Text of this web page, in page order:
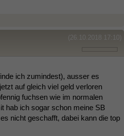
(26.10.2018 17:10)
ich zumindest), ausser es
auf gleich viel geld verloren
fuchsen wie im normalen
hab ich sogar schon meine SB
nicht geschafft, dabei kann die top